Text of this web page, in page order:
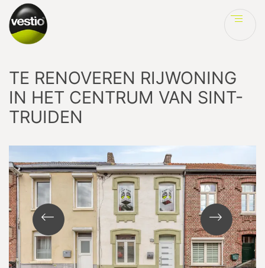
TE RENOVEREN RIJWONING
IN HET CENTRUM VAN SINT-
TRUIDEN